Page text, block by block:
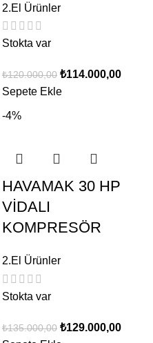
2.El Ürünler
Stokta var
₺120.000,00 ₺114.000,00
Sepete Ekle
-4%
HAVAMAK 30 HP
VİDALI
KOMPRESÖR
2.El Ürünler
Stokta var
₺135.000,00 ₺129.000,00